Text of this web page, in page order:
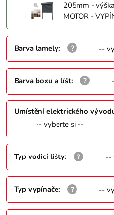
205mm -
MOTOR -
Barva lamely: --
Barva boxu a líšt:
Umístění elektrického
-- vyberte si --
Typ vodicí lišty: --
Typ vypínače: --